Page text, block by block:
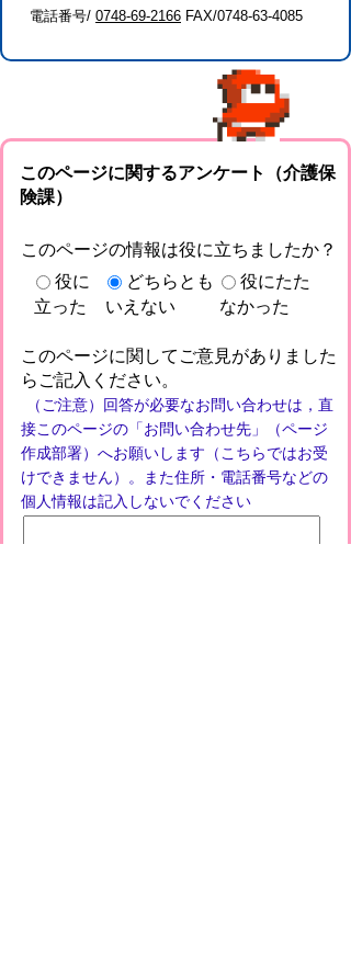
電話番号/ 0748-69-2166 FAX/0748-63-4085
このページに関するアンケート（介護保
険課）
このページの情報は役に立ちましたか？
役に
立った
どちらとも
いえない
役にたた
なかった
このページに関してご意見がありました
らご記入ください。
（ご注意）回答が必要なお問い合わせは，直
接このページの「お問い合わせ先」（ページ
作成部署）へお願いします（こちらではお受
けできません）。また住所・電話番号などの
個人情報は記入しないでください